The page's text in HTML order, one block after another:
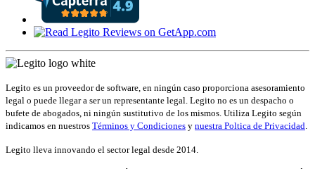
Legito es un proveedor de software, en ningún caso proporciona asesoramiento
legal o puede llegar a ser un representante legal. Legito no es un despacho o
bufete de abogados, ni ningún sustitutivo de los mismos. Utiliza Legito según
indicamos en nuestros Términos y Condiciones y nuestra Poltica de Privacidad.
Legito lleva innovando el sector legal desde 2014.